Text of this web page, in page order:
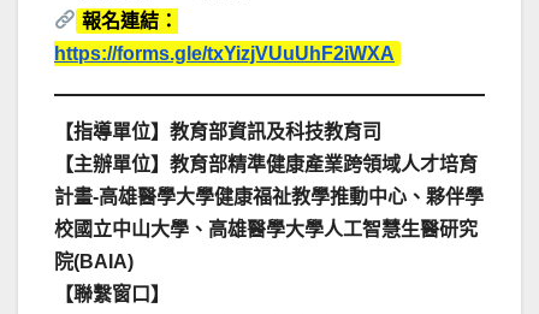
報名連結：
https://forms.gle/txYizjVUuUhF2iWXA
【指導單位】教育部資訊及科技教育司
【主辦單位】教育部精準健康產業跨領域人才培育
計畫-高雄醫學大學健康福祉教學推動中心、夥伴學
校國立中山大學、高雄醫學大學人工智慧生醫研究
院(BAIA)
【聯繫窗口】